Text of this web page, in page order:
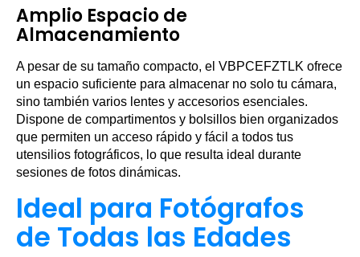
Amplio Espacio de
Almacenamiento
A pesar de su tamaño compacto, el VBPCEFZTLK ofrece
un espacio suficiente para almacenar no solo tu cámara,
sino también varios lentes y accesorios esenciales.
Dispone de compartimentos y bolsillos bien organizados
que permiten un acceso rápido y fácil a todos tus
utensilios fotográficos, lo que resulta ideal durante
sesiones de fotos dinámicas.
Ideal para Fotógrafos
de Todas las Edades